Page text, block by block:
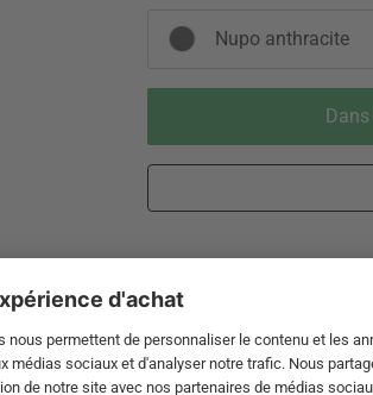
Nupo anthracite
Livraison 3-5 jours ouvrables